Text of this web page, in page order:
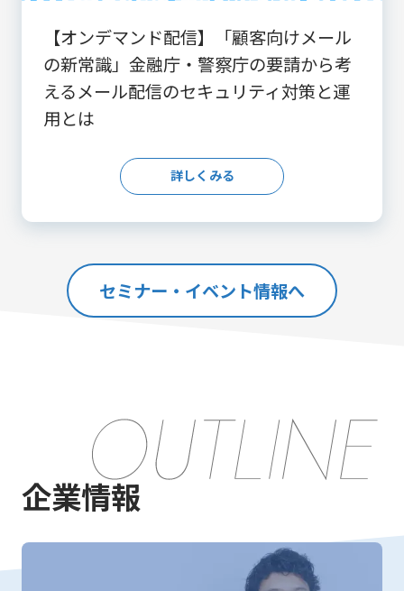
【オンデマンド配信】「顧客向けメール
の新常識」金融庁・警察庁の要請から考
えるメール配信のセキュリティ対策と運
用とは
詳しくみる
セミナー・イベント情報へ
企業情報